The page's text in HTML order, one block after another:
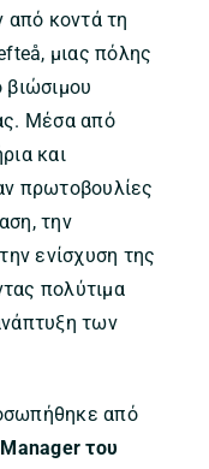
από κοντά τη
μιας πόλης
βιώσιμου
Μέσα από
και
πρωτοβουλίες
την
ενίσχυση της
πολύτιμα
των
από
του